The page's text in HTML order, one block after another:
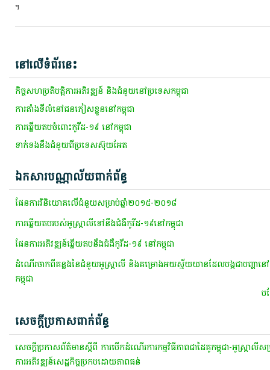
។​
នៅលើទំព័រនេះ
​កិច្ច​សហប្រតិបត្តិការ​អភិវឌ្ឍន៍​ និង​ជំនួយ​នៅ​ប្រទេស​កម្ពុជា​
​ការ​តាំងទី​លំនៅ​ជនភៀសខ្លួន​នៅ​កម្ពុជា​
ការ​ឆ្លើយ​តប​​ចំពោះ​កូ​វី​ដ​-១៩​ នៅ​កម្ពុជា​
ទាក់ទងនឹង​ជំនួយ​ពី​ប្រទេស​ស៊ុ​យ​អែ​ត
ឯកសារបណ្ណាល័យពាក់ព័ន្ធ
​ផែនការ​វិនិយោគ​លើ​ជំនួយ​សម្រាប់​ឆ្នាំ​២០១៥-២០១៨
ការ​ឆ្លើយ​តប​របស់​អូស្ត្រាលី​ទៅ​នឹង​ជំងឺ​កូ​វី​ដ​-១៩​នៅ​កម្ពុជា​
ផែនការអភិវឌ្ឍន៍​ឆ្លើយ​តប​នឹង​ជំងឺ​កូ​វី​ដ​-១៩​ នៅ​កម្ពុជា​
ដំណើរចាកពីគន្លងនៃជំនួយអូស្ត្រាលី និងគម្រោងអយស្ម័យយានដែលបង្កជាបញ្ហានៅ
កម្ពុជា
ប
សេចក្តីប្រកាសពាក់ព័ន្ធ
សេចក្តី​ប្រកាស​ព័ត៌មាន​ស្តី​ពី ​ការ​បើក​ដំណើរការ​កម្មវិធី​ភាព​ជា​ដៃគូ​កម្ពុជា​-​អូស្ត្រាលី​ស
ការ​អភិវឌ្ឍន៍​សេដ្ឋកិច្ច​ប្រកបដោយ​ភាព​ធន់